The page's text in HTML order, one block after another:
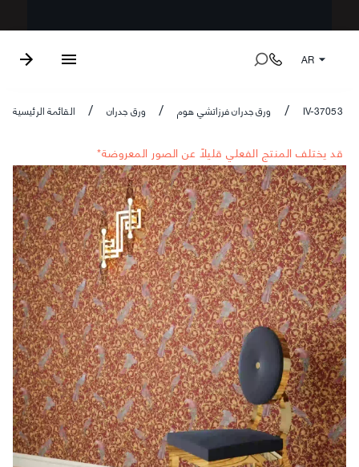
AR
القائمة الرئيسية / ورق جدران / ورق جدران فرزاتشي هوم / IV-37053
*قد يختلف المنتج الفعلي قليلاً عن الصور المعروضة